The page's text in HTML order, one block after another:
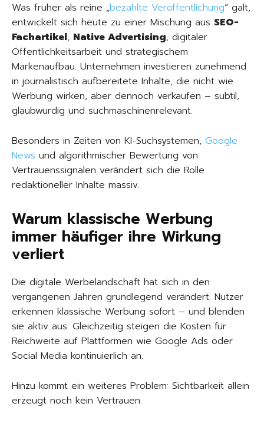
Was früher als reine „bezahlte Veröffentlichung“ galt,
entwickelt sich heute zu einer Mischung aus SEO-
Fachartikel, Native Advertising, digitaler
Öffentlichkeitsarbeit und strategischem
Markenaufbau. Unternehmen investieren zunehmend
in journalistisch aufbereitete Inhalte, die nicht wie
Werbung wirken, aber dennoch verkaufen – subtil,
glaubwürdig und suchmaschinenrelevant.
Besonders in Zeiten von KI-Suchsystemen, Google
News und algorithmischer Bewertung von
Vertrauenssignalen verändert sich die Rolle
redaktioneller Inhalte massiv.
Warum klassische Werbung
immer häufiger ihre Wirkung
verliert
Die digitale Werbelandschaft hat sich in den
vergangenen Jahren grundlegend verändert. Nutzer
erkennen klassische Werbung sofort – und blenden
sie aktiv aus. Gleichzeitig steigen die Kosten für
Reichweite auf Plattformen wie Google Ads oder
Social Media kontinuierlich an.
Hinzu kommt ein weiteres Problem: Sichtbarkeit allein
erzeugt noch kein Vertrauen.